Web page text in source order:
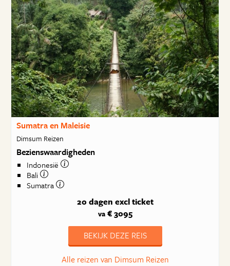
Sumatra en Maleisie
Dimsum Reizen
Bezienswaardigheden
Indonesië
Bali
Sumatra
20 dagen excl ticket
va€ 3095
BEKIJK DEZE REIS
Alle reizen van Dimsum Reizen